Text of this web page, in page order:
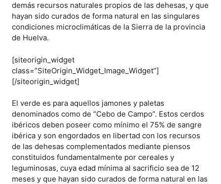
demás recursos naturales propios de las dehesas, y que
hayan sido curados de forma natural en las singulares
condiciones microclimáticas de la Sierra de la provincia
de Huelva.
[siteorigin_widget
class=”SiteOrigin_Widget_Image_Widget”]
[/siteorigin_widget]
El verde es para aquellos jamones y paletas
denominados como de “Cebo de Campo”. Estos cerdos
ibéricos deben poseer como mínimo el 75% de sangre
ibérica y son engordados en libertad con los recursos
de las dehesas complementados mediante piensos
constituidos fundamentalmente por cereales y
leguminosas, cuya edad mínima al sacrificio sea de 12
meses y que hayan sido curados de forma natural en las